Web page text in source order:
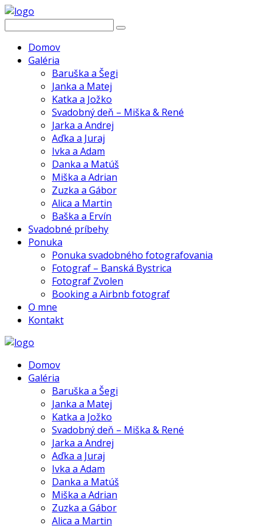
Domov
Galéria
Baruška a Šegi
Janka a Matej
Katka a Jožko
Svadobný deň – Miška & René
Jarka a Andrej
Aďka a Juraj
Ivka a Adam
Danka a Matúš
Miška a Adrian
Zuzka a Gábor
Alica a Martin
Baška a Ervín
Svadobné príbehy
Ponuka
Ponuka svadobného fotografovania
Fotograf – Banská Bystrica
Fotograf Zvolen
Booking a Airbnb fotograf
O mne
Kontakt
Domov
Galéria
Baruška a Šegi
Janka a Matej
Katka a Jožko
Svadobný deň – Miška & René
Jarka a Andrej
Aďka a Juraj
Ivka a Adam
Danka a Matúš
Miška a Adrian
Zuzka a Gábor
Alica a Martin